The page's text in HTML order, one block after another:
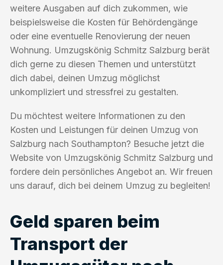
weitere Ausgaben auf dich zukommen, wie
beispielsweise die Kosten für Behördengänge
oder eine eventuelle Renovierung der neuen
Wohnung. Umzugskönig Schmitz Salzburg berät
dich gerne zu diesen Themen und unterstützt
dich dabei, deinen Umzug möglichst
unkompliziert und stressfrei zu gestalten.
Du möchtest weitere Informationen zu den
Kosten und Leistungen für deinen Umzug von
Salzburg nach Southampton? Besuche jetzt die
Website von Umzugskönig Schmitz Salzburg und
fordere dein persönliches Angebot an. Wir freuen
uns darauf, dich bei deinem Umzug zu begleiten!
Geld sparen beim
Transport der